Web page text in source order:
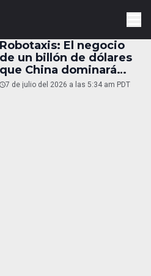
Robotaxis: El negocio
de un billón de dólares
que China dominará
para 2040
7 de julio del 2026 a las 5:34 am PDT